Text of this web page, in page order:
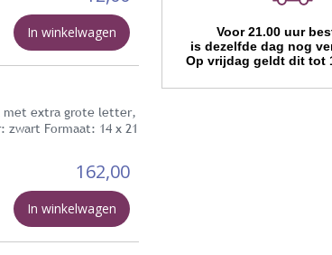
In winkelwagen
met extra grote letter,
Formaat: 14 x 21
162,00
In winkelwagen
Voor 21.00 uur
is dezelfde dag nog
Op vrijdag geldt dit tot